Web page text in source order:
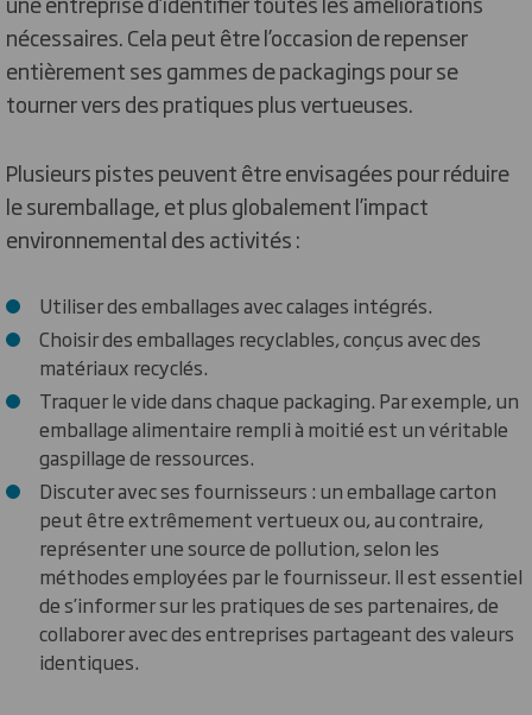
nécessaires. Cela peut être l’occasion de repenser
entièrement ses gammes de packagings pour se
tourner vers des pratiques plus vertueuses.
Plusieurs pistes peuvent être envisagées pour réduire
le suremballage, et plus globalement l’impact
environnemental des activités :
Utiliser des emballages avec calages intégrés.
Choisir des emballages recyclables, conçus avec des
matériaux recyclés.
Traquer le vide dans chaque packaging. Par exemple, un
emballage alimentaire rempli à moitié est un véritable
gaspillage de ressources.
Discuter avec ses fournisseurs : un emballage carton
peut être extrêmement vertueux ou, au contraire,
représenter une source de pollution, selon les
méthodes employées par le fournisseur. Il est essentiel
de s’informer sur les pratiques de ses partenaires, de
collaborer avec des entreprises partageant des valeurs
identiques.